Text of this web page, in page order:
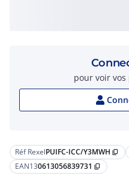
Réf RexelPUIFC-ICC/Y3MWH content_copy
EAN130613056839731 content_copy
pour voir vos